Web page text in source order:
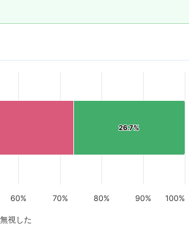
26.7%
26.7%
無視した
60% 70% 80% 90% 100%